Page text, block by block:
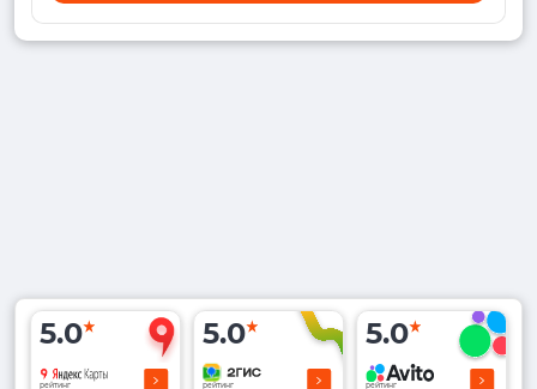
5.0
рейтинг
5.0
рейтинг
5.0
рейтинг